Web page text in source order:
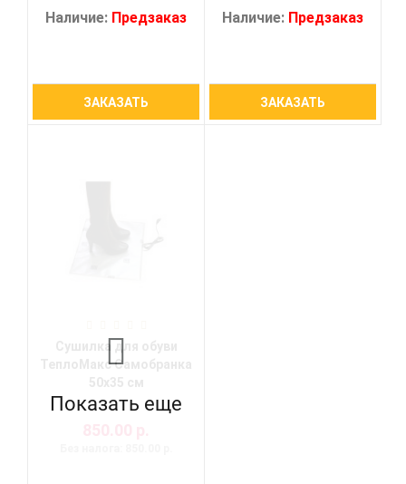
Наличие: Предзаказ
ЗАКАЗАТЬ
Наличие: Предзаказ
ЗАКАЗАТЬ
ТеплоМакс Самобранка
Показать еще